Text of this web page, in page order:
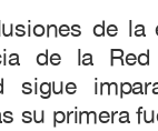
de la
de la
sigue
su primera